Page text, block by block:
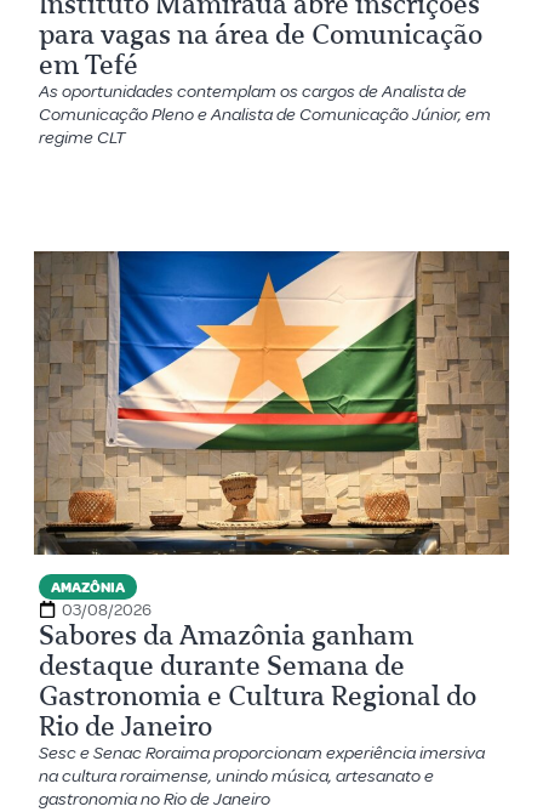
para vagas na área de Comunicação
em Tefé
As oportunidades contemplam os cargos de Analista de
Comunicação Pleno e Analista de Comunicação Júnior, em
regime CLT
AMAZÔNIA
03/08/2026
Sabores da Amazônia ganham
destaque durante Semana de
Gastronomia e Cultura Regional do
Rio de Janeiro
Sesc e Senac Roraima proporcionam experiência imersiva
na cultura roraimense, unindo música, artesanato e
gastronomia no Rio de Janeiro